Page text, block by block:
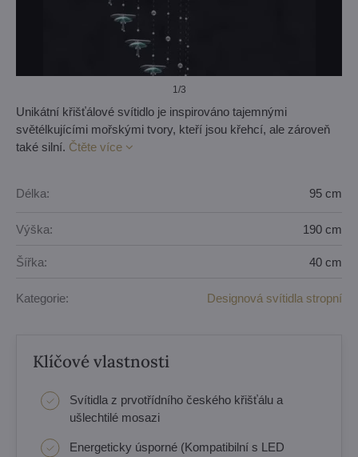
1/3
Unikátní křišťálové svítidlo je inspirováno tajemnými
světélkujícími mořskými tvory, kteří jsou křehcí, ale zároveň
také silní. Čtěte více
Délka: 95 cm
Výška: 190 cm
Šířka: 40 cm
Kategorie: Designová svítidla stropní
Klíčové vlastnosti
Svítidla z prvotřídního českého křišťálu a
ušlechtilé mosazi
Energeticky úsporné (Kompatibilní s LED